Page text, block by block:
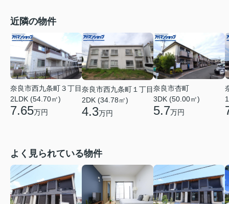
近隣の物件
奈良市西九条町３丁目
2LDK (54.70㎡)
7.65万円
奈良市西九条町１丁目
2DK (34.78㎡)
4.3万円
奈良市杏町
3DK (50.00㎡)
5.7万円
よく見られている物件